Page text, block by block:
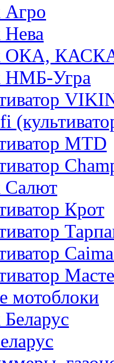
Агро
ОКА,
НМБ-Угра
MTD
Салют
Крот
мотоблоки